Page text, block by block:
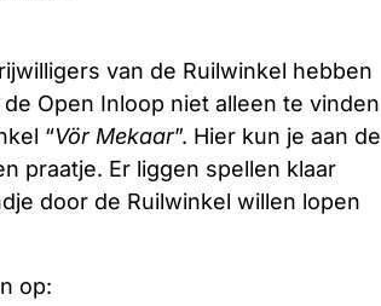
van de Ruilwinkel hebben
Open Inloop niet alleen te vinden
“Vör Mekaar”. Hier kun je aan de
praatje. Er liggen spellen klaar
door de Ruilwinkel willen lopen
op: